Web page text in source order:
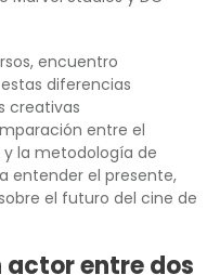
encuentro
diferencias
creativas
entre el
y la metodología de
entender el presente,
el futuro del cine de
actor entre dos